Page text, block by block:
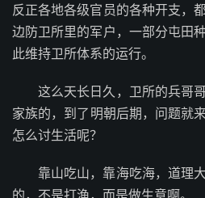
反正各地各级官员的各种开支，
边防卫所里的军户，一部分屯田
此维持卫所体系的运行。
这么天长日久，卫所的兵哥
家族的，到了明朝后期，问题就
怎么讨生活呢？
靠山吃山，靠海吃海，道理
的，不是打渔，而是做生意啊。